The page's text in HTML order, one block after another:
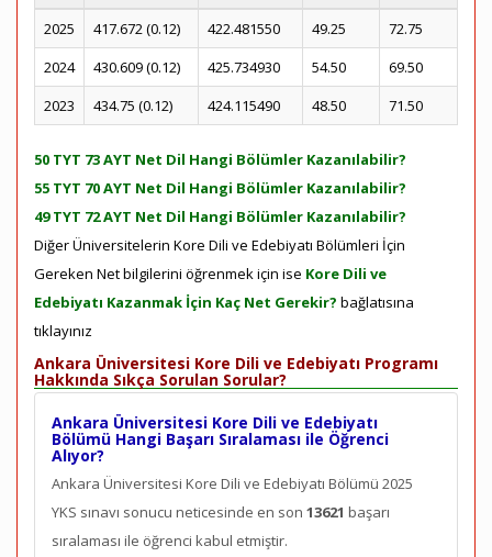
2025
417.672 (0.12) 422.481550 49.25
72.75
2024
430.609 (0.12) 425.734930 54.50
69.50
2023
434.75 (0.12) 424.115490 48.50 71.50
50 TYT 73 AYT Net Dil Hangi Bölümler Kazanılabilir?
55 TYT 70 AYT Net Dil Hangi Bölümler Kazanılabilir?
49 TYT 72 AYT Net Dil Hangi Bölümler Kazanılabilir?
Diğer Üniversitelerin Kore Dili ve Edebiyatı Bölümleri İçin
Gereken Net bilgilerini öğrenmek için ise Kore Dili ve
Edebiyatı Kazanmak İçin Kaç Net Gerekir? bağlatısına
tıklayınız
Ankara Üniversitesi Kore Dili ve Edebiyatı Programı
Hakkında Sıkça Sorulan Sorular?
Ankara Üniversitesi Kore Dili ve Edebiyatı
Bölümü Hangi Başarı Sıralaması ile Öğrenci
Alıyor?
Ankara Üniversitesi Kore Dili ve Edebiyatı Bölümü 2025
YKS sınavı sonucu neticesinde en son 13621 başarı
sıralaması ile öğrenci kabul etmiştir.